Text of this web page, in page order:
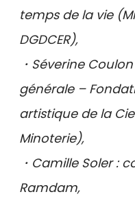
temps de la vie
DGDCER),
・Séverine
générale –
artistique de la
Minoterie),
・Camille Soler :
Ramdam,